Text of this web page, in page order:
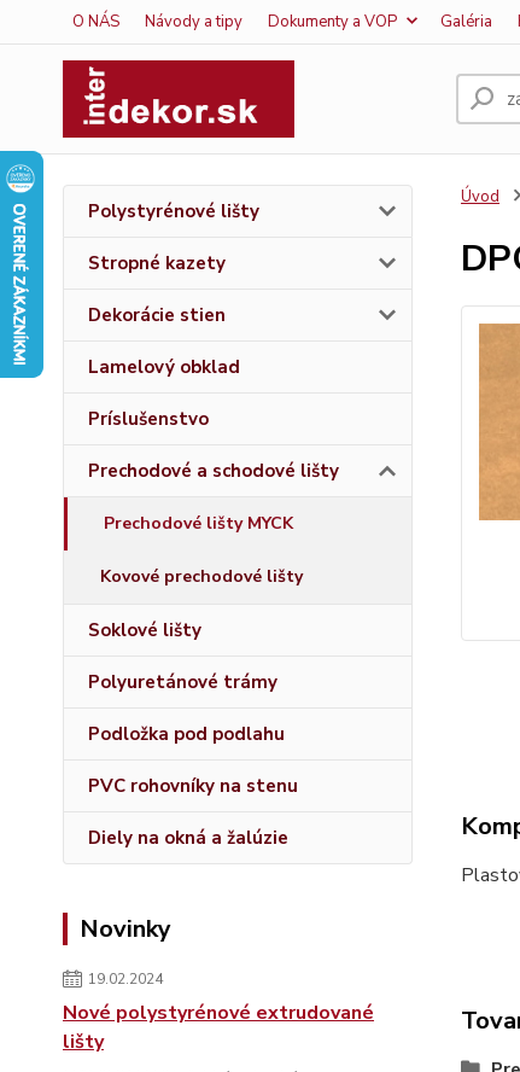
O NÁS Návody a tipy Dokumenty a VOP Galéria
Polystyrénové lišty
Stropné kazety
Dekorácie stien
Lamelový obklad
Príslušenstvo
Prechodové a schodové lišty
Prechodové lišty MYCK
Kovové prechodové lišty
Soklové lišty
Polyuretánové trámy
Podložka pod podlahu
PVC rohovníky na stenu
Diely na okná a žalúzie
Novinky
19.02.2024
Nové polystyrénové extrudované
lišty
Úvod